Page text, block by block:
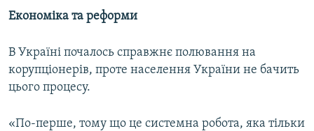
Економіка та реформи
В Україні почалось справжнє полювання на
корупціонерів, проте населення України не бачить
цього процесу.
«По-перше, тому що це системна робота, яка тільки